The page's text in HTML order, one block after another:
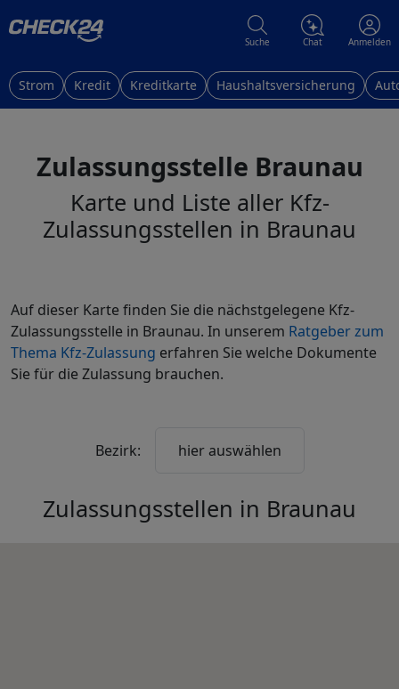
Suche Chat Anmelden
Strom Kredit Kreditkarte Haushaltsversicherung
Zulassungsstelle Braunau
Karte und Liste aller Kfz-
Zulassungsstellen in Braunau
Auf dieser Karte finden Sie die nächstgelegene Kfz-
Zulassungsstelle in Braunau. In unserem Ratgeber zum
Thema Kfz-Zulassung erfahren Sie welche Dokumente
Sie für die Zulassung brauchen.
Bezirk: hier auswählen
Zulassungsstellen in Braunau